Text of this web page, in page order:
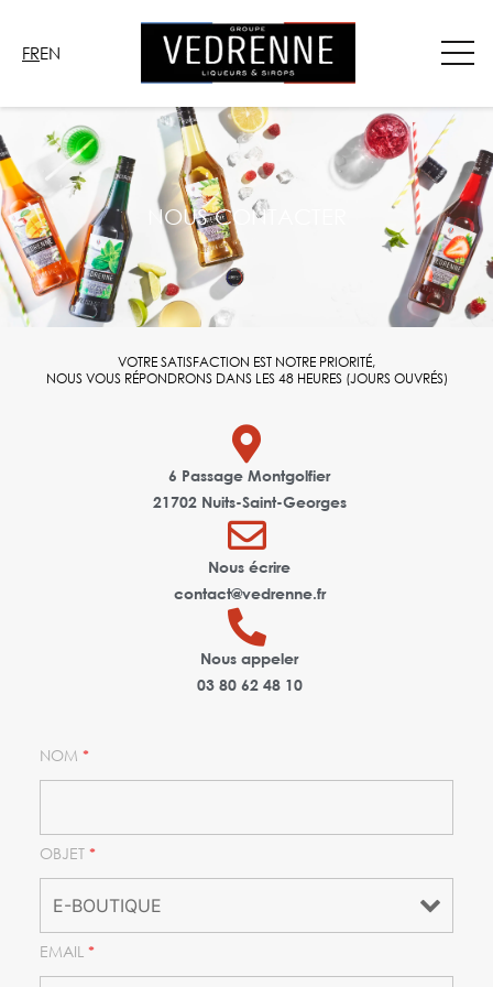
contenu
FREN
NOUS CONTACTER
VOTRE SATISFACTION EST NOTRE PRIORITÉ,
NOUS VOUS RÉPONDRONS DANS LES 48 HEURES (JOURS OUVRÉS)
6 Passage Montgolfier
21702 Nuits-Saint-Georges
Nous écrire
contact@vedrenne.fr
Nous appeler
03 80 62 48 10
NOM*
OBJET*
EMAIL*